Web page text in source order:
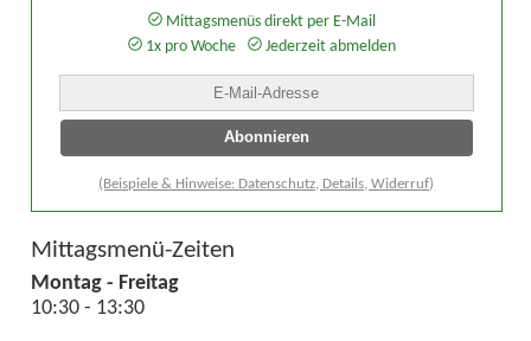
Mittagsmenüs direkt per E-Mail
1x pro Woche
Jederzeit abmelden
(Beispiele & Hinweise: Datenschutz, Details, Widerruf)
Mittagsmenü-Zeiten
Montag - Freitag
10:30 - 13:30